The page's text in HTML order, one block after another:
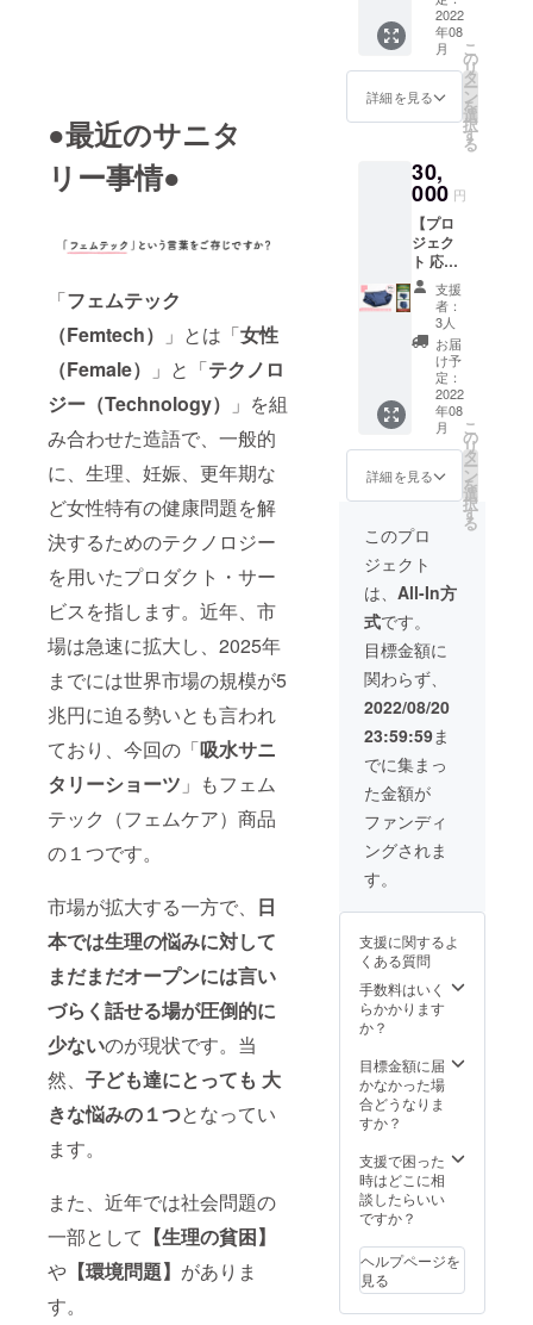
●最近のサニタ
リー事情●
「フェムテック
（Femtech）
」とは「女性
（Female）
」と「テクノロ
ジー（Technology）
」を組
み合わせた造語で、一般的
に、生理、妊娠、更年期な
ど女性特有の健康問題を解
決するためのテクノロジー
を用いたプロダクト・サー
ビスを指します。近年、市
場は急速に拡大し、2025年
までには世界市場の規模が5
兆円に迫る勢いとも言われ
ており、今回の「吸水サニ
タリーショーツ 」もフェム
テック（フェムケア）商品
の１つです。
市場が拡大する一方で、 日
本では生理の悩みに対して
まだまだオープンには言い
づらく話せる場が圧倒的に
少ないのが現状です。当
然、 子ども達にとっても 大
きな悩みの１つとなってい
ます。
また、近年では社会問題の
一部として 【生理の貧困】
や 【環境問題】 がありま
す。
ラー)
《キッ
ズ／
メッ
イプ》
〇〇〇
《通常
タイ
プ》〇
〇〇(カ
ラー)」
とご入
力お願
い致し
ます。
個別タ
イプの
ご入力
がない
場合
は、３
枚とも
同タイ
プでご
用意さ
せてい
ただき
ます。
サンサ
ンマス
クにつ
いては
こちら
→https:
//korell.
co.jp/sa
nsan-
mask/
けいた
しま
す！(ポ
函配送)
※支援金
代・送
料・寄
付費用
等が含
まれま
す※
非ご活
用くだ
さいま
せ ④子
ども達
枚）
橿原市
立八木
中学校
の生徒
様へお
渡し
①②③
を支援
者様の
お手元
にお届
けいた
しま
す！(ポ
函配送)
※支援金
商品
代・送
料・寄
付費用
まれま
す※
クーポ
ン2,000
円分
【有効
期限：
は
BASE
にてお
１人様
１回限
りご利
用いた
だける
クーポ
ン 追
加購入
の際な
どに是
非ご活
用くだ
さいま
せ ④子
（ネイ
枚）
橿原市
立八木
中学校
の生徒
様へお
渡し
①②③
者様の
お手元
にお届
けいた
しま
す！(ポ
スト投
額には
商品
代・送
料・寄
付費用
等が含
より感
謝の
メッ
セージ
をお届
け ②感
謝状
り感謝
状
（メー
ル内
データ
添付）
をお届
ども達
へ寄付
（ネイ
ビー１
０枚）
橿原
市立八
木中学
校の生
①②を
ご指定
いただ
いた
メール
アドレ
ス宛に
お送り
いたし
ます！
※お願い
※ 迷惑
メール
対策の
設定等
の理由
で、弊
社から
かない
事例が
稀にご
ざいま
す。 お
手数で
が、確
実にお
届けで
メール
アドレ
ス「
info@k
jp 」
の受信
設定を
お願い
2022
年08
月
詳細を見る
こ
の
リ
タ
ー
ン
を
選
択
す
る
30,
000 円
【プロ
ジェク
ト 応
援】 ①
お礼の
お手紙
代表
取締役
より感
謝の手
紙をお
届け ②
感謝状
弊社
より感
謝状を
お届け
③子
ども達
へ寄付
（約１
クラス
分）
橿原市
立八木
中学校
の生徒
様へお
渡し ④
寄付者
代表と
してお
名前を
ご紹介
①②を
いただ
いたお
届け先
にお送
りいた
す！ ※
お名前
のご紹
介につ
お名前
のご紹
介をご
希望の
様は備
考欄に
「紹介
希望」
支援
者：
3人
お届
け予
定：
2022
年08
月
詳細を見る
こ
の
リ
タ
ー
ン
を
選
択
す
る
このプロ
ジェクト
は、 All-In方
式です。
目標金額に
関わらず、
2022/08/20
23:59:59ま
でに集まっ
た金額が
ファンディ
ングされま
す。
支援に関するよ
くある質問
手数料はいく
らかかります
か？
目標金額に届
かなかった場
合どうなりま
すか？
支援で困った
時はどこに相
談したらいい
ですか？
ヘルプページを
見る